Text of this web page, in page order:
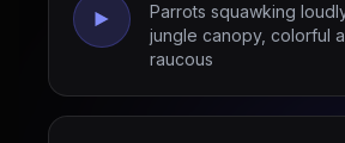
Parrots squawking
jungle canopy, colorful
raucous